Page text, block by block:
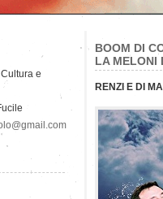
BOOM DI
LA MELONI
RENZI E DI
e